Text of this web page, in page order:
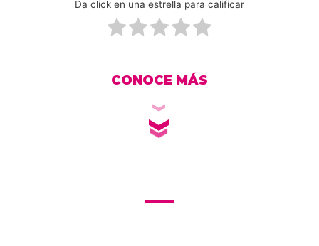
Da click en una estrella para calificar
CONOCE MÁS